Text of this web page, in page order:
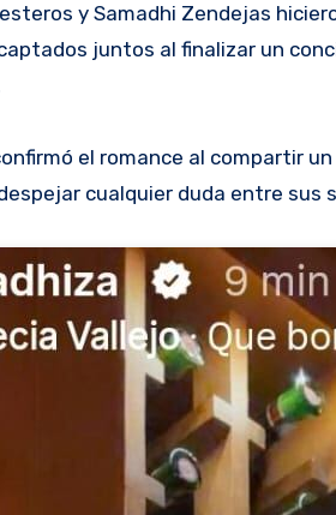
juntos al finalizar un
el romance al compartir
cualquier duda entre sus